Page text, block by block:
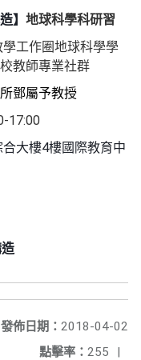
】 地球科學科研習
學工作圈地球科學學
教師專業社群
鄧屬予教授
17:00
合大樓4樓國際教育中
發佈日期： 2018-04-02
點擊率： 255 |